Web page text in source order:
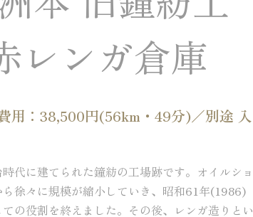
レンガ倉庫
用：38,500円(56km・49分)／別途 入
代に建てられた鐘紡の工場跡です。オイルショ
ら徐々に規模が縮小していき、昭和61年(1986)
の役割を終えました。その後、レンガ造りとい